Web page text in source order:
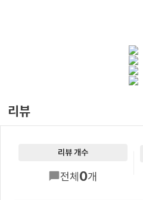
리뷰
리뷰 개수
전체0개